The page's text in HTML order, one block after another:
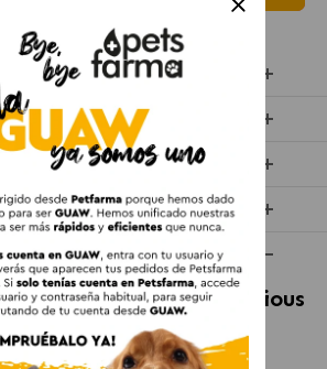
Felix Naturally Delicious
con Salmón